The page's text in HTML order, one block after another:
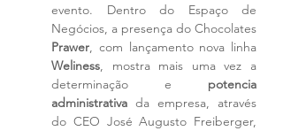
evento. Dentro do Espaço de
Prawer
Weliness, mostra mais uma vez a
determinação e potencia
administrativa da empresa, através
do CEO José Augusto Freiberger,